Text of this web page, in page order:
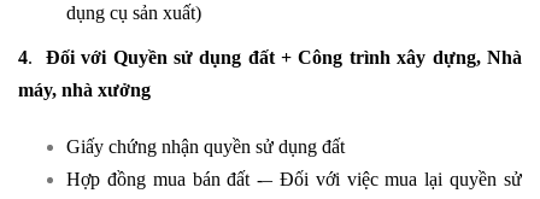
dụng cụ sản xuất)
4. Đối với Quyền sử dụng đất + Công trình xây dựng, Nhà
máy, nhà xưởng
Giấy chứng nhận quyền sử dụng đất
Hợp đồng mua bán đất -– Đối với việc mua lại quyền sử